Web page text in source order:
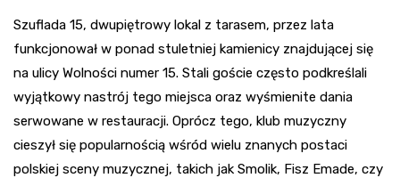
Szuflada 15, dwupiętrowy lokal z tarasem, przez lata
funkcjonował w ponad stuletniej kamienicy znajdującej się
na ulicy Wolności numer 15. Stali goście często podkreślali
wyjątkowy nastrój tego miejsca oraz wyśmienite dania
serwowane w restauracji. Oprócz tego, klub muzyczny
cieszył się popularnością wśród wielu znanych postaci
polskiej sceny muzycznej, takich jak Smolik, Fisz Emade, czy